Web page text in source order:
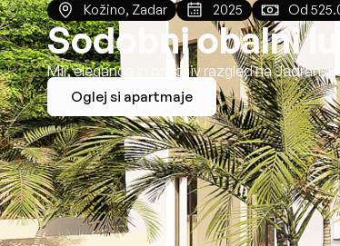
Kožino, Zadar 2025 Od
Sodobni obalni
Mir, eleganca in osupljiv razgled na
Oglej si apartmaje